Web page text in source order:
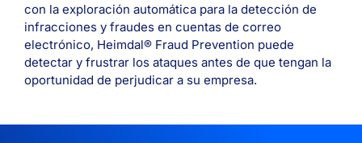
con la exploración automática para la detección de
infracciones y fraudes en cuentas de correo
electrónico, Heimdal® Fraud Prevention puede
detectar y frustrar los ataques antes de que tengan la
oportunidad de perjudicar a su empresa.